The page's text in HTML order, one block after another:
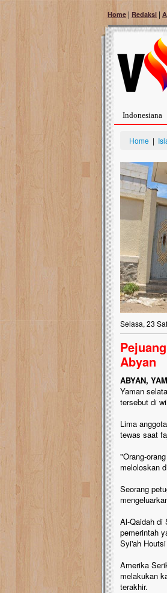
Home | Redaksi |
Indonesiana
Home |
Selasa, 23
Abyan
ABYAN,
Yaman
tersebut di
Lima
tewas saat
"Orang-
meloloskan
Seorang
Al-Qaidah di
pemerintah
Syi'ah
Amerika
melakukan
terakhir.